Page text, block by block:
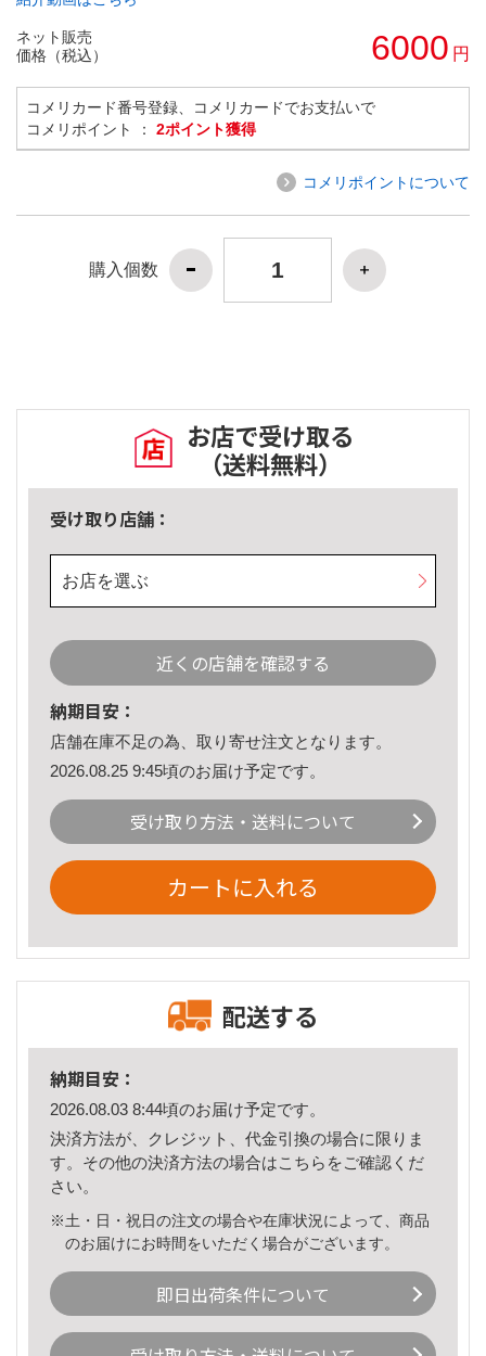
ネット販売
価格（税込）
6000 円
コメリカード番号登録、コメリカードでお支払いで
コメリポイント ： 2ポイント獲得
コメリポイントについて
購入個数
お店で受け取る
（送料無料）
受け取り店舗：
お店を選ぶ
近くの店舗を確認する
納期目安：
店舗在庫不足の為、取り寄せ注文となります。
2026.08.25 9:45頃のお届け予定です。
受け取り方法・送料について
カートに入れる
配送する
納期目安：
2026.08.03 8:44頃のお届け予定です。
決済方法が、クレジット、代金引換の場合に限りま
す。その他の決済方法の場合はこちら をご確認くだ
さい。
※土・日・祝日の注文の場合や在庫状況によって、商品
のお届けにお時間をいただく場合がございます。
即日出荷条件について